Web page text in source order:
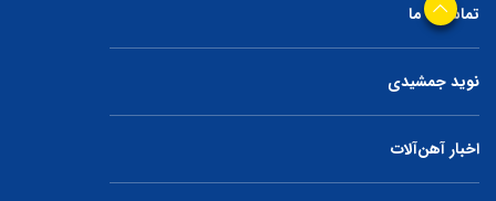
تماس با ما
نوید جمشیدی
اخبار آهن‌آلات